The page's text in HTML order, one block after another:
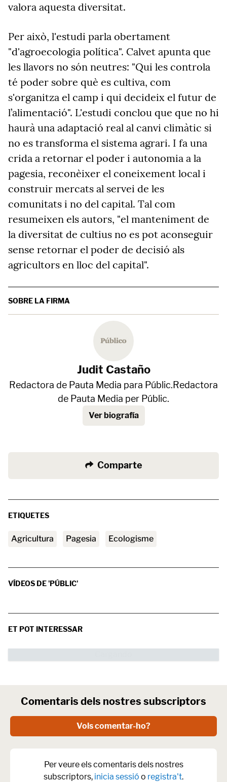
valora aquesta diversitat.
Per això, l'estudi parla obertament
"d'agroecologia política". Calvet apunta que
les llavors no són neutres: "Qui les controla
té poder sobre què es cultiva, com
s'organitza el camp i qui decideix el futur de
l’alimentació". L'estudi conclou que que no hi
haurà una adaptació real al canvi climàtic si
no es transforma el sistema agrari. I fa una
crida a retornar el poder i autonomia a la
pagesia, reconèixer el coneixement local i
construir mercats al servei de les
comunitats i no del capital. Tal com
resumeixen els autors, "el manteniment de
la diversitat de cultius no es pot aconseguir
sense retornar el poder de decisió als
agricultors en lloc del capital".
SOBRE LA FIRMA
Judit Castaño
Redactora de Pauta Media para Públic.Redactora
de Pauta Media per Públic.
Ver biografía
Comparte
ETIQUETES
agricultura pagesia Ecologisme
VÍDEOS DE 'PÚBLIC'
ET POT INTERESSAR
Comentaris dels nostres subscriptors
Vols comentar-ho?
Per veure els comentaris dels nostres
subscriptors, inicia sessió o registra't.